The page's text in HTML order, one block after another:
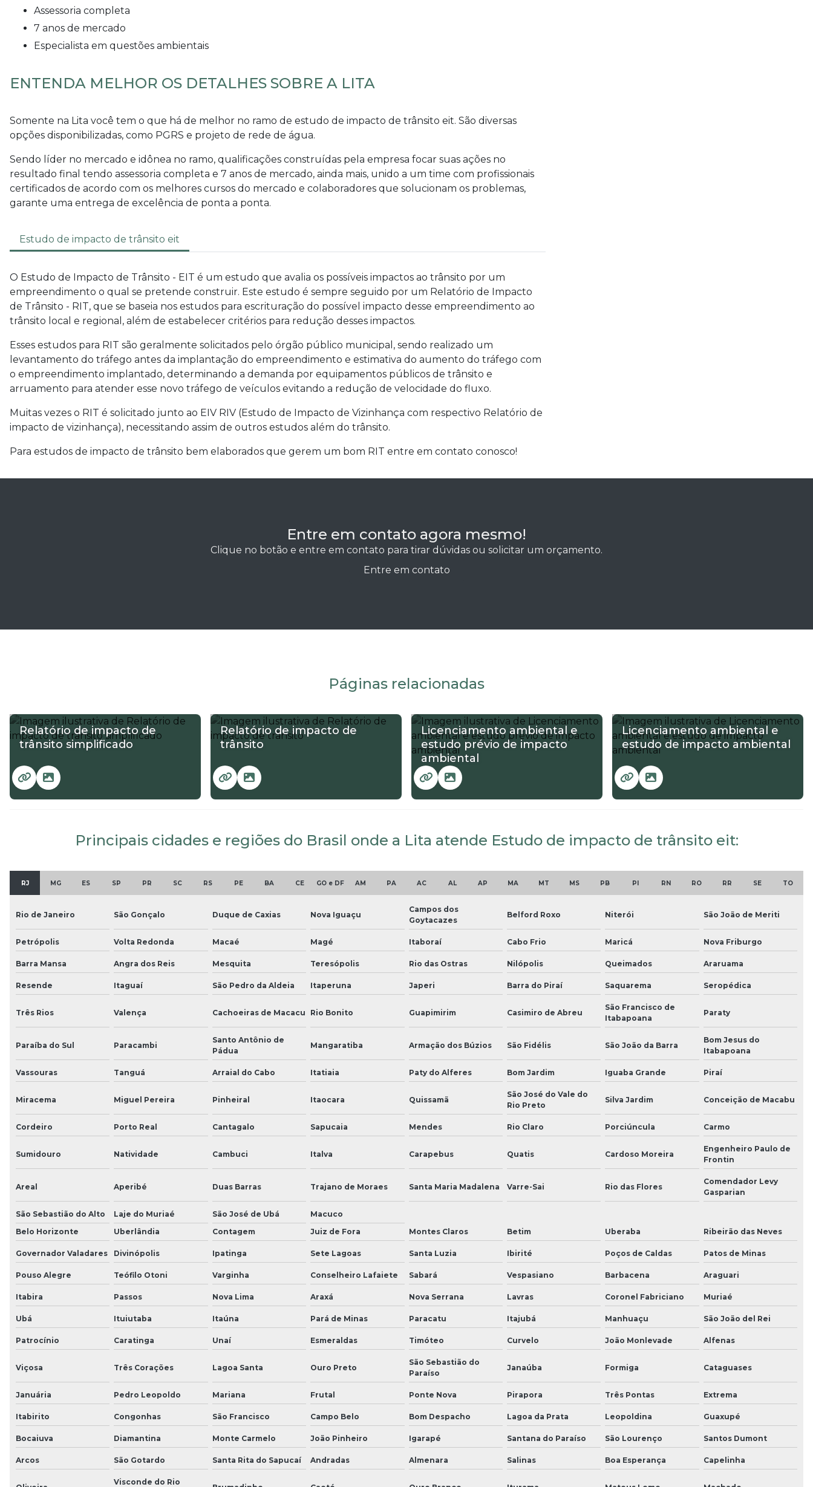
assessoria completa
7 anos de mercado
especialista em questões ambientais
ENTENDA MELHOR OS DETALHES SOBRE A LITA
Somente na Lita você tem o que há de melhor no ramo de estudo de impacto de trânsito eit. São diversas
opções disponibilizadas, como PGRS e projeto de rede de água.
Sendo líder no mercado e idônea no ramo, qualificações construídas pela empresa focar suas ações no
resultado final tendo assessoria completa e 7 anos de mercado, ainda mais, unido a um time com profissionais
certificados de acordo com os melhores cursos do mercado e colaboradores que solucionam os problemas,
garante uma entrega de excelência de ponta a ponta.
Estudo de impacto de trânsito eit
O Estudo de Impacto de Trânsito - EIT é um estudo que avalia os possíveis impactos ao trânsito por um
empreendimento o qual se pretende construir. Este estudo é sempre seguido por um Relatório de Impacto
de Trânsito - RIT, que se baseia nos estudos para escrituração do possível impacto desse empreendimento ao
trânsito local e regional, além de estabelecer critérios para redução desses impactos.
Esses estudos para RIT são geralmente solicitados pelo órgão público municipal, sendo realizado um
levantamento do tráfego antes da implantação do empreendimento e estimativa do aumento do tráfego com
o empreendimento implantado, determinando a demanda por equipamentos públicos de trânsito e
arruamento para atender esse novo tráfego de veículos evitando a redução de velocidade do fluxo.
Muitas vezes o RIT é solicitado junto ao EIV RIV (Estudo de Impacto de Vizinhança com respectivo Relatório de
impacto de vizinhança), necessitando assim de outros estudos além do trânsito.
Para estudos de impacto de trânsito bem elaborados que gerem um bom RIT entre em contato conosco!
Entre em contato agora mesmo!
Clique no botão e entre em contato para tirar dúvidas ou solicitar um orçamento.
Entre em contato
Páginas relacionadas
Relatório de impacto de
trânsito simplificado
Relatório de impacto de
trânsito
Licenciamento ambiental e
estudo prévio de impacto
ambiental
Licenciamento ambiental e
estudo de impacto ambiental
Principais cidades e regiões do Brasil onde a Lita atende Estudo de impacto de trânsito eit:
RJ MG ES SP PR SC RS PE BA CE GO e DF AM PA AC AL AP MA MT MS PB PI RN RO RR SE TO
Rio de Janeiro São Gonçalo Duque de Caxias Nova Iguaçu
Campos dos
Goytacazes
Belford Roxo Niterói São João de Meriti
Petrópolis Volta Redonda Macaé Magé Itaboraí Cabo Frio Maricá Nova Friburgo
Barra Mansa Angra dos Reis Mesquita Teresópolis Rio das Ostras Nilópolis Queimados Araruama
Resende Itaguaí São Pedro da Aldeia Itaperuna Japeri Barra do Piraí Saquarema Seropédica
Três Rios Valença Cachoeiras de Macacu Rio Bonito Guapimirim Casimiro de Abreu
São Francisco de
Itabapoana
Paraty
Paraíba do Sul Paracambi
Santo Antônio de
Pádua
Mangaratiba Armação dos Búzios São Fidélis São João da Barra
Bom Jesus do
Itabapoana
Vassouras Tanguá Arraial do Cabo Itatiaia Paty do Alferes Bom Jardim Iguaba Grande Piraí
Miracema Miguel Pereira Pinheiral Itaocara Quissamã
São José do Vale do
Rio Preto
Silva Jardim Conceição de Macabu
Cordeiro Porto Real Cantagalo Sapucaia Mendes Rio Claro Porciúncula Carmo
Sumidouro Natividade Cambuci Italva Carapebus Quatis Cardoso Moreira
Engenheiro Paulo de
Frontin
Areal Aperibé Duas Barras Trajano de Moraes Santa Maria Madalena Varre-Sai Rio das Flores
Comendador Levy
Gasparian
São Sebastião do Alto Laje do Muriaé São José de Ubá
Macuco
Belo Horizonte
Uberlândia Contagem Juiz de Fora Montes Claros Betim Uberaba Ribeirão das Neves
Governador Valadares Divinópolis Ipatinga Sete Lagoas Santa Luzia Ibirité Poços de Caldas Patos de Minas
Pouso Alegre Teófilo Otoni Varginha Conselheiro Lafaiete Sabará Vespasiano Barbacena Araguari
Itabira Passos Nova Lima Araxá Nova Serrana Lavras Coronel Fabriciano Muriaé
Ubá Ituiutaba Itaúna Pará de Minas Paracatu Itajubá Manhuaçu São João del Rei
Patrocínio Caratinga Unaí Esmeraldas Timóteo Curvelo João Monlevade Alfenas
Viçosa Três Corações Lagoa Santa Ouro Preto
São Sebastião do
Paraíso
Janaúba Formiga Cataguases
Januária Pedro Leopoldo Mariana Frutal Ponte Nova Pirapora Três Pontas Extrema
Itabirito Congonhas São Francisco Campo Belo Bom Despacho Lagoa da Prata Leopoldina Guaxupé
Bocaiuva Diamantina Monte Carmelo João Pinheiro Igarapé Santana do Paraíso São Lourenço Santos Dumont
Arcos São Gotardo Santa Rita do Sapucaí Andradas Almenara Salinas Boa Esperança Capelinha
Visconde do Rio